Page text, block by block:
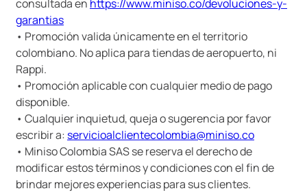
consultada en https://www.miniso.co/devoluciones-y-
garantias
• Promoción valida únicamente en el territorio
colombiano. No aplica para tiendas de aeropuerto, ni
Rappi.
• Promoción aplicable con cualquier medio de pago
disponible.
• Cualquier inquietud, queja o sugerencia por favor
escribir a: servicioalclientecolombia@miniso.co
• Miniso Colombia SAS se reserva el derecho de
modificar estos términos y condiciones con el fin de
brindar mejores experiencias para sus clientes.